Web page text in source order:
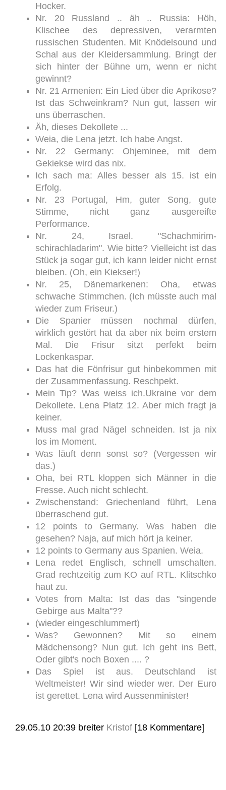
Hocker.
Nr. 20 Russland .. äh .. Russia: Höh,
Klischee des depressiven, verarmten
russischen Studenten. Mit Knödelsound und
Schal aus der Kleidersammlung. Bringt der
sich hinter der Bühne um, wenn er nicht
gewinnt?
Nr. 21 Armenien: Ein Lied über die Aprikose?
Ist das Schweinkram? Nun gut, lassen wir
uns überraschen.
Äh, dieses Dekollete ...
Weia, die Lena jetzt. Ich habe Angst.
Nr. 22 Germany: Ohjeminee, mit dem
Gekiekse wird das nix.
Ich sach ma: Alles besser als 15. ist ein
Erfolg.
Nr. 23 Portugal, Hm, guter Song, gute
Stimme, nicht ganz ausgereifte
Performance.
Nr. 24, Israel. "Schachmirim-
schirachladarim". Wie bitte? Vielleicht ist das
Stück ja sogar gut, ich kann leider nicht ernst
bleiben. (Oh, ein Kiekser!)
Nr. 25, Dänemarkenen: Oha, etwas
schwache Stimmchen. (Ich müsste auch mal
wieder zum Friseur.)
Die Spanier müssen nochmal dürfen,
wirklich gestört hat da aber nix beim erstem
Mal. Die Frisur sitzt perfekt beim
Lockenkaspar.
Das hat die Fönfrisur gut hinbekommen mit
der Zusammenfassung. Reschpekt.
Mein Tip? Was weiss ich.Ukraine vor dem
Dekollete. Lena Platz 12. Aber mich fragt ja
keiner.
Muss mal grad Nägel schneiden. Ist ja nix
los im Moment.
Was läuft denn sonst so? (Vergessen wir
das.)
Oha, bei RTL kloppen sich Männer in die
Fresse. Auch nicht schlecht.
Zwischenstand: Griechenland führt, Lena
überraschend gut.
12 points to Germany. Was haben die
gesehen? Naja, auf mich hört ja keiner.
12 points to Germany aus Spanien. Weia.
Lena redet Englisch, schnell umschalten.
Grad rechtzeitig zum KO auf RTL. Klitschko
haut zu.
Votes from Malta: Ist das das "singende
Gebirge aus Malta"??
(wieder eingeschlummert)
Was? Gewonnen? Mit so einem
Mädchensong? Nun gut. Ich geht ins Bett,
Oder gibt's noch Boxen .... ?
Das Spiel ist aus. Deutschland ist
Weltmeister! Wir sind wieder wer. Der Euro
ist gerettet. Lena wird Aussenminister!
29.05.10 20:39 breiter Kristof [18 Kommentare]